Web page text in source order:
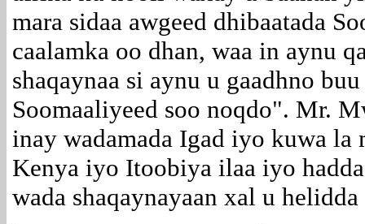
mara sidaa awgeed dhibaatada
caalamka oo dhan, waa in aynu
shaqaynaa si aynu u gaadhno
Soomaaliyeed soo noqdo". Mr.
inay wadamada Igad iyo kuwa la
Kenya iyo Itoobiya ilaa iyo
wada shaqaynayaan xal u